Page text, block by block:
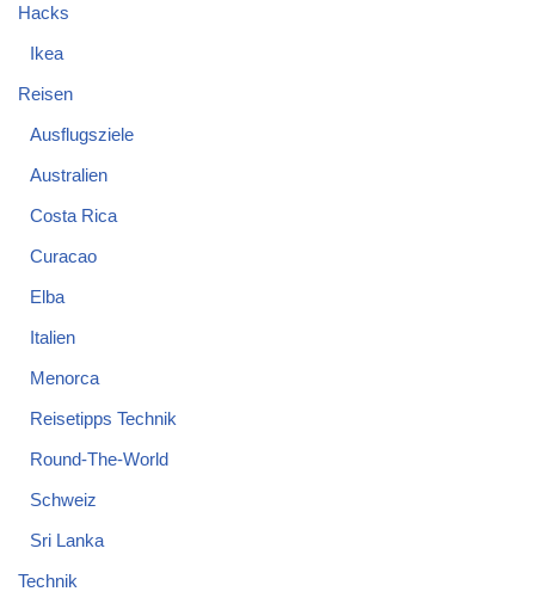
Hacks
Ikea
Reisen
Ausflugsziele
Australien
Costa Rica
Curacao
Elba
Italien
Menorca
Reisetipps Technik
Round-The-World
Schweiz
Sri Lanka
Technik